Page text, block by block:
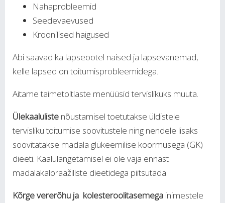
Nahaprobleemid
Seedevaevused
Kroonilised haigused
Abi saavad ka lapseootel naised ja lapsevanemad,
kelle lapsed on toitumisprobleemidega.
Aitame taimetoitlaste menüüsid tervislikuks muuta.
Ülekaaluliste nõustamisel toetutakse üldistele
tervisliku toitumise soovitustele ning nendele lisaks
soovitatakse madala glükeemilise koormusega (GK)
dieeti. Kaalulangetamisel ei ole vaja ennast
madalakaloraažiliste dieetidega piitsutada.
Kõrge vererõhu ja kolesteroolitasemega inimestele